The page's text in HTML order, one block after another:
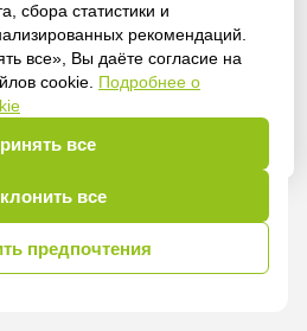
сбора статистики и
рекомендаций.
все», Вы даёте согласие на
cookie. Подробнее о
все
все
предпочтения